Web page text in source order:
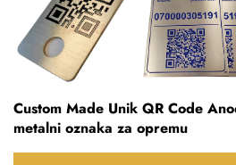
Custom Made Unik QR Code
metalni oznaka za opremu